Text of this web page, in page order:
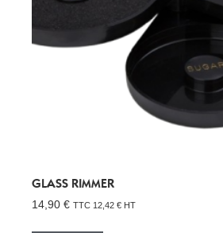
GLASS RIMMER
14,90 € TTC 12,42 € HT